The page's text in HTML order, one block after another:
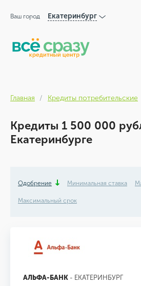
Ваш город Екатеринбург
Главная Кредиты потребительские
Кредиты 1 500 000
Екатеринбурге
Одобрение Минимальная ставка
Максимальный срок
АЛЬФА-БАНК - ЕКАТЕРИНБУРГ